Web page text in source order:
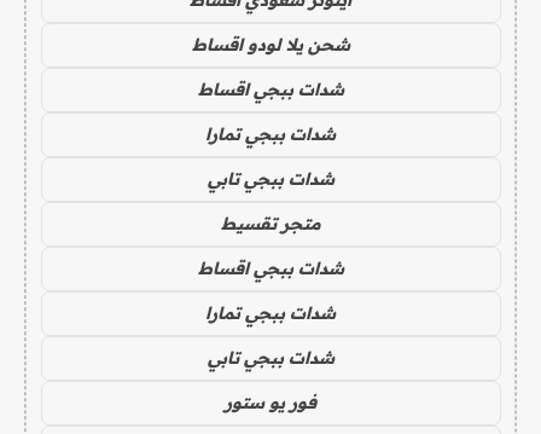
شحن يلا لودو اقساط
شدات ببجي اقساط
شدات ببجي تمارا
شدات ببجي تابي
متجر تقسيط
شدات ببجي اقساط
شدات ببجي تمارا
شدات ببجي تابي
فور يو ستور